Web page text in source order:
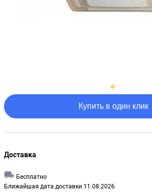
Купить в один клик
Доставка
Бесплатно
Ближайшая дата доставки 11.08.2026